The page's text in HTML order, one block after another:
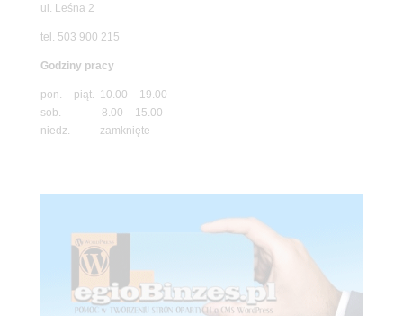
ul. Leśna 2
tel. 503 900 215
Godziny pracy
pon. – piąt. 10.00 – 19.00
sob. 8.00 – 15.00
niedz. zamknięte